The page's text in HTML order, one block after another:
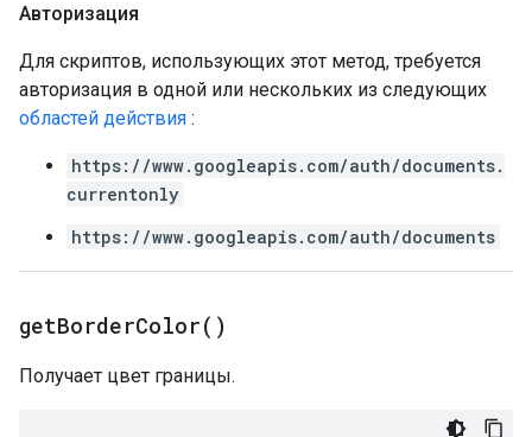
Авторизация
Для скриптов, использующих этот метод, требуется
авторизация в одной или нескольких из следующих
областей действия :
https://www.googleapis.com/auth/documents.
currentonly
https://www.googleapis.com/auth/documents
getBorderColor( )
Получает цвет границы.